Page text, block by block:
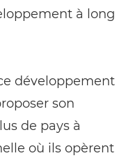
à long
développement
son
de pays à
où ils opèrent